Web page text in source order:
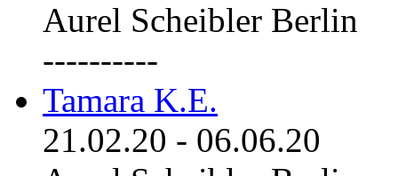
Aurel Scheibler Berlin
----------
Tamara K.E.
21.02.20 - 06.06.20